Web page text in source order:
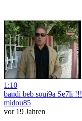
1:10
bandi beb soui9a Se7li !!!
midou85
vor 19 Jahren